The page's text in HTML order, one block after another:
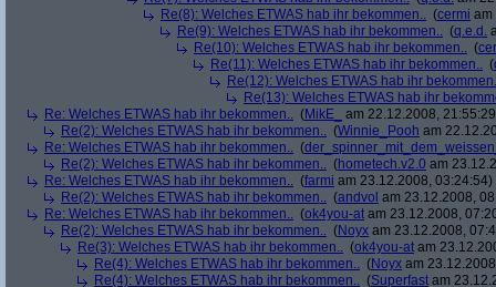
Re(8): Welches ETWAS hab ihr bekommen.. (cermi am
Re(9): Welches ETWAS hab ihr bekommen.. (q.e.d.
Re(10): Welches ETWAS hab ihr bekommen.. (
Re(11): Welches ETWAS hab ihr bekommen.. (
Re(12): Welches ETWAS hab ihr
Re(13): Welches ETWAS hab ihr
Re: Welches ETWAS hab ihr bekommen.. (MikE_
am 22.12.2008,
Re(2): Welches ETWAS hab ihr bekommen.. (Winnie_Pooh am
Re: Welches ETWAS hab ihr bekommen.. (
Re(2): Welches ETWAS hab ihr bekommen.. (hometech.v2.0 am
Re: Welches ETWAS hab ihr bekommen.. (farmi am 23.12.2008, 03:24:54)
Re(2): Welches ETWAS hab ihr bekommen.. (andvol am 23.12.2008,
Re: Welches ETWAS hab ihr bekommen.. (ok4you-at am 23.12.2008,
Re(2): Welches ETWAS hab ihr bekommen.. (Noyx am 23.12.2008,
Re(3): Welches ETWAS hab ihr bekommen.. (ok4you-at am
Re(4): Welches ETWAS hab ihr bekommen.. (Noyx am
Re(4): Welches ETWAS hab ihr bekommen.. (Superfast am